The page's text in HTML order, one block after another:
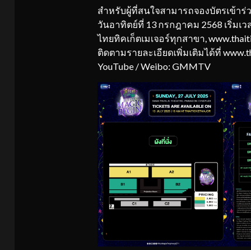
สำหรับผู้ที่สนใจสามารถจองบัตรเข้าร่
วันอาทิตย์ที่ 13 กรกฎาคม 2568 เริ่มเว
ไทยทิคเก็ตเมเจอร์ทุกสาขา,
ติดตามรายละเอียดเพิ่มเติมได้ที่
YouTube / Weibo: GMMTV